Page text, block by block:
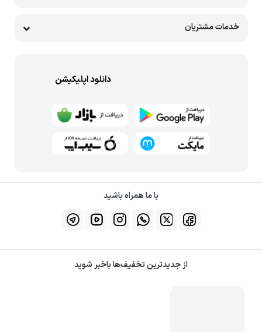
خدمات مشتریان
دانلود اپلیکیشن
با ما همراه باشید
از جدیدترین تخفیف‌ها باخبر شوید